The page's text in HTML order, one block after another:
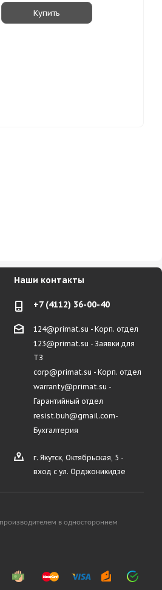
Купить
Наши контакты
+7 (4112) 36-00-40
124@primat.su - Корп. отдел
123@primat.su - Заявки для
ТЗ
corp@primat.su - Корп. отдел
warranty@primat.su -
Гарантийный отдел
resist.buh@gmail.com-
Бухгалтерия
г. Якутск, Октябрьская, 5 -
вход с ул. Орджоникидзе
в одностороннем